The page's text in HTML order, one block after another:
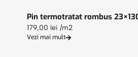
Pin termotratat rombus
179,00 lei /m2
Vezi mai mult